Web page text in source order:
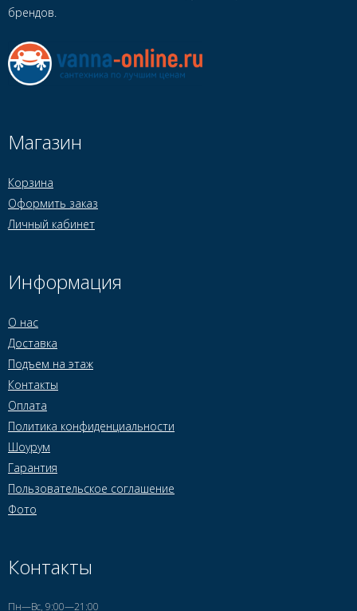
брендов.
Магазин
Корзина
Оформить заказ
Личный кабинет
Информация
О нас
Доставка
Подъем на этаж
Контакты
Оплата
Политика конфиденциальности
Шоурум
Гарантия
Пользовательское соглашение
Фото
Контакты
Пн—Вс, 9:00—21:00